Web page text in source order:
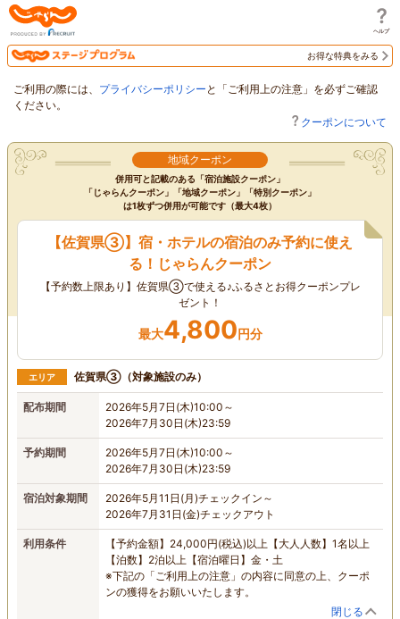
お得な特典をみる
ご利用の際には、 プライバシーポリシー と「ご利用上の注意」を必ずご確認
ください。
クーポンについて
地域クーポン
併用可と記載のある「宿泊施設クーポン」
「じゃらんクーポン」「地域クーポン」「特別クーポン」
は1枚ずつ併用が可能です（最大4枚）
【佐賀県③】宿・ホテルの宿泊のみ予約に使え
る！じゃらんクーポン
【予約数上限あり】佐賀県③で使える♪ふるさとお得クーポンプレ
ゼント！
最大4,800円分
エリア 佐賀県③（対象施設のみ）
配布期間
2026年5月7日(木)10:00～
2026年7月30日(木)23:59
予約期間
2026年5月7日(木)10:00～
2026年7月30日(木)23:59
宿泊対象期間
2026年5月11日(月)チェックイン～
2026年7月31日(金)チェックアウト
利用条件
【予約金額】24,000円(税込)以上【大人人数】1名以上
【泊数】2泊以上【宿泊曜日】金・土
※下記の「ご利用上の注意」の内容に同意の上、クーポ
ンの獲得をお願いいたします。
閉じる